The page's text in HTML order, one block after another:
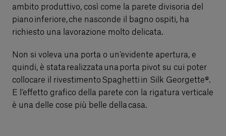
ambito produttivo, così come la parete divisoria del
piano inferiore, che nasconde il bagno ospiti, ha
richiesto una lavorazione molto delicata.
Non si voleva una porta o un’evidente apertura, e
quindi, è stata realizzata una porta pivot su cui poter
collocare il rivestimento Spaghetti in Silk Georgette®.
E l’effetto grafico della parete con la rigatura verticale
è una delle cose più belle della casa.